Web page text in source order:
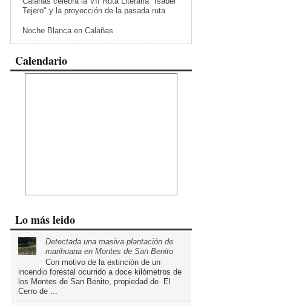
Tejero" y la proyección de la pasada ruta
Noche Blanca en Calañas
Calendario
Lo más leido
Detectada una masiva plantación de
marihuana en Montes de San Benito
Con motivo de la extinción de un
incendio forestal ocurrido a doce kilómetros de
los Montes de San Benito, propiedad de El
Cerro de ...